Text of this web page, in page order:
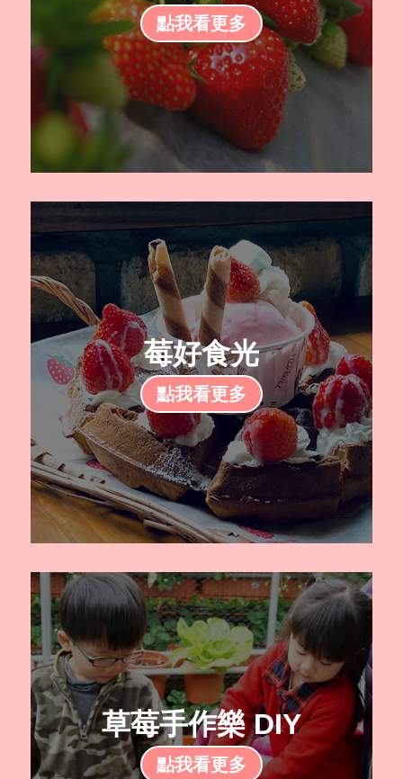
點我看更多
莓好食光
點我看更多
草莓手作樂 DIY
點我看更多